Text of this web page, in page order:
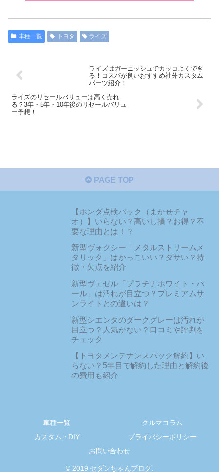
車種一覧 トヨタ ライズ
ライズはガーニッシュでカッコよくでき
る！コスパが良いおすすめ社外カスタム
パーツ紹介！
ライズのリセールバリューは高く売れ
る？3年・5年・10年後のリセールバリュ
ー予想！
PAGE TOP
【ホンダ点検パック（まかせチャ
オ）】いらない？高いし損？お得？不
要な理由とは！？
新型ヴォクシー「メタルストリームメ
タリック」はかっこいい？ダサい？特
徴・欠点を紹介
新型ヴェゼル「プラチナホワイト・パ
ール」は汚れが目立つ？プレミアムサ
ンライトとの違いは？
新型シエンタのダークグレーは汚れが
目立つ？人気がない？口コミや評判を
チェック
【トヨタメンテナンスパック解約】い
らない？5年目で解約した理由と解約後
の費用も紹介
車種一覧
クルマコラム
カスタム・DIY
プライバシーポリシー
お問い合わせ
© 2019 セダンちゃんブログ.